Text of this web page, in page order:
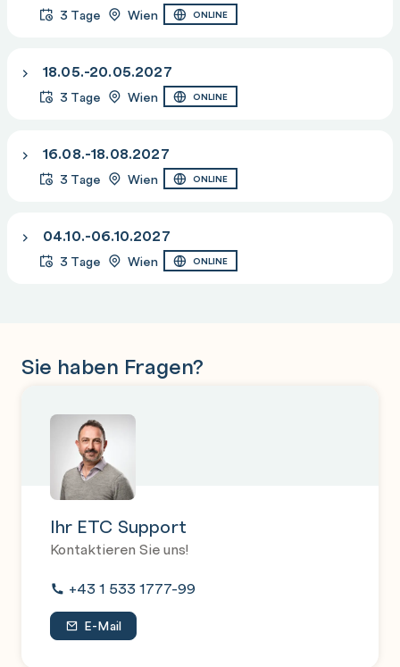
3 Tage Wien ONLINE
18.05.-20.05.2027
3 Tage Wien ONLINE
16.08.-18.08.2027
3 Tage Wien ONLINE
04.10.-06.10.2027
3 Tage Wien ONLINE
Sie haben Fragen?
Ihr ETC Support
Kontaktieren Sie uns!
+43 1 533 1777-99
E-Mail